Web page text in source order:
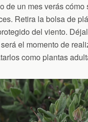
de un mes verás cómo
Retira la bolsa de
del viento.
el momento de
como plantas